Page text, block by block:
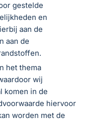
gestelde
en
aan de
aan de
het thema
wij
komen in de
hiervoor
worden met de